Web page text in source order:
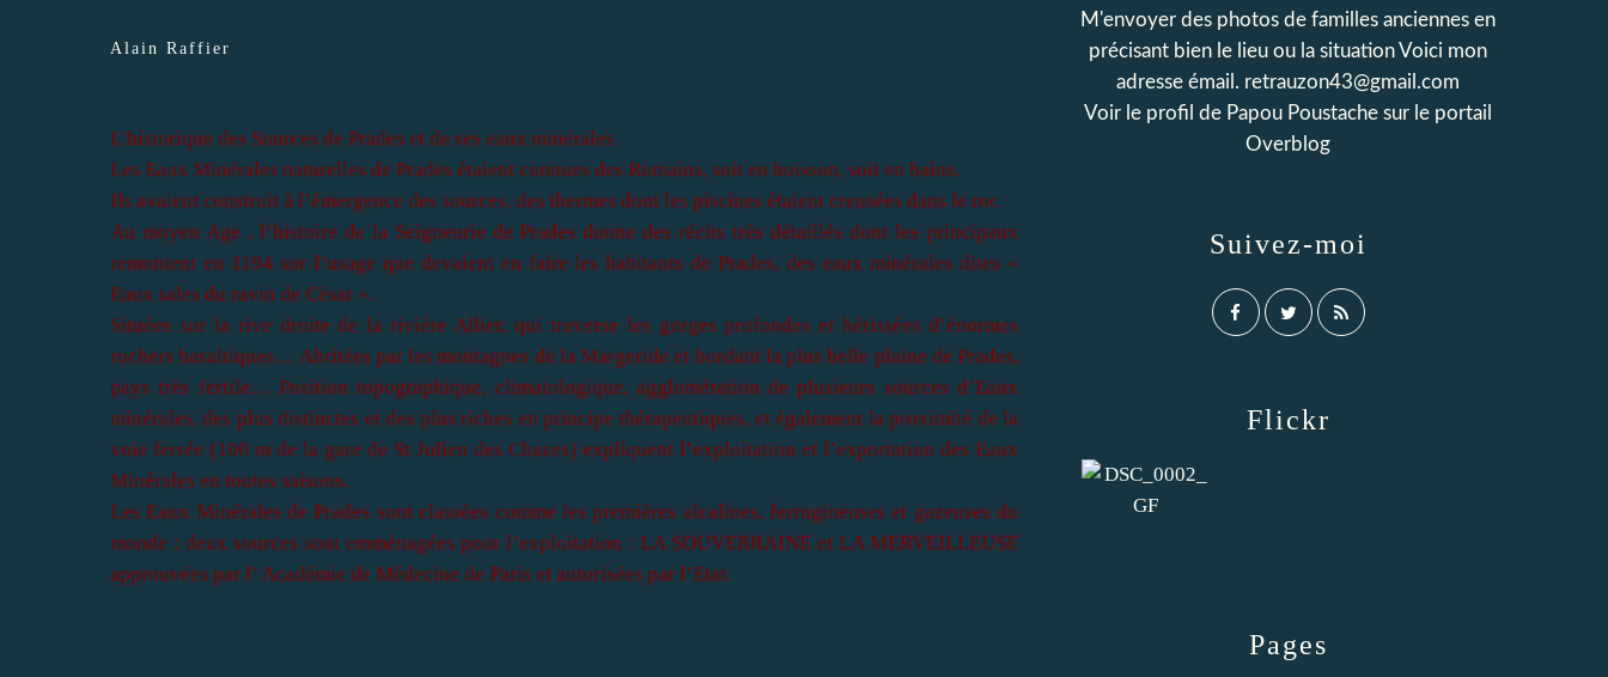
Alain Raffier
L’historique des Sources de Prades et de ses eaux minérales
Les Eaux Minérales naturelles de Prades étaient connues des Romains, soit en boisson, soit en bains.
Ils avaient construit à l’émergence des sources, des thermes dont les piscines étaient creusées dans le roc
Au moyen Age , l’histoire de la Seigneurie de Prades donne des récits très détaillés dont les principaux
remontent en 1194 sur l’usage que devaient en faire les habitants de Prades, des eaux minérales dites «
Eaux sales du ravin de César ».
Situées sur la rive droite de la rivière Allier, qui traverse les gorges profondes et hérissées d’énormes
rochers basaltiques… Abritées par les montagnes de la Margeride et bordant la plus belle plaine de Prades,
pays très fertile… Position topographique, climatologique, agglomération de plusieurs sources d’Eaux
minérales, des plus distinctes et des plus riches en principe thérapeutiques, et également la proximité de la
voie ferrée (100 m de la gare de St Julien des Chazes) expliquent l’exploitation et l’exportation des Eaux
Minérales en toutes saisons.
Les Eaux Minérales de Prades sont classées comme les premières alcalines, ferrugineuses et gazeuses du
monde : deux sources sont emménagées pour l’exploitation : LA SOUVERRAINE et LA MERVEILLEUSE
approuvées par l’ Académie de Médecine de Paris et autorisées par l’Etat.
Pages
M'envoyer des photos de familles anciennes en
précisant bien le lieu ou la situation Voici mon
adresse émail. retrauzon43@gmail.com
Voir le profil de Papou Poustache sur le portail
Overblog
Suivez-moi
Flickr